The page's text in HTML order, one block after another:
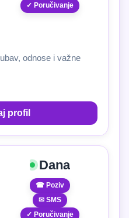
✓ Poručivanje
odnose i važne
profil
Dana
☎ Poziv
✉ SMS
✓ Poručivanje